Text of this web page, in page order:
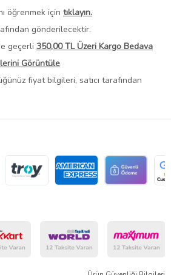
öğrenmek için tıklayın.
gönderilecektir.
geçerli 350,00 TL Üzeri Kargo Bedava
Görüntüle
fiyat bilgileri, satıcı tarafından